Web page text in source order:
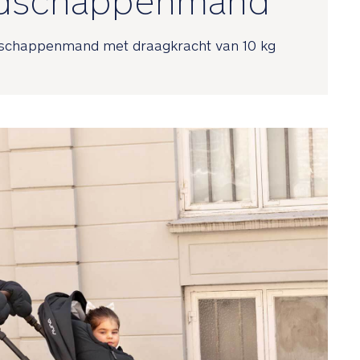
met draagkracht van 10 kg